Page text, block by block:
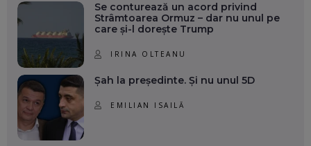
Se conturează un acord privind
Strâmtoarea Ormuz – dar nu unul pe
care și-l dorește Trump
IRINA OLTEANU
Șah la președinte. Și nu unul 5D
EMILIAN ISAILĂ